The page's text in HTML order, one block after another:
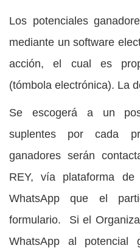
Los potenciales
mediante un software
acción, el cual es
(tómbola electrónica). La
Se escogerá a un
suplentes por cada
ganadores serán
REY, vía plataforma de
WhatsApp que el
formulario. Si el
WhatsApp al potencial